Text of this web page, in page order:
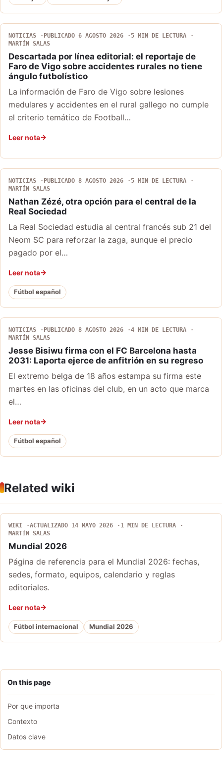
On this page
Por que importa
Contexto
Datos clave
NOTICIAS PUBLICADO 6 AGOSTO 2026
5 MIN DE LECTURA
MARTÍN SALAS
Descartada por línea editorial: el reportaje de
Faro de Vigo sobre accidentes rurales no tiene
ángulo futbolístico
La información de Faro de Vigo sobre lesiones
medulares y accidentes en el rural gallego no cumple
el criterio temático de Football…
Leer nota
NOTICIAS PUBLICADO 8 AGOSTO 2026
5 MIN DE LECTURA
MARTÍN SALAS
Nathan Zézé, otra opción para el central de la
Real Sociedad
La Real Sociedad estudia al central francés sub 21 del
Neom SC para reforzar la zaga, aunque el precio
pagado por el…
Leer nota
Fútbol español
NOTICIAS PUBLICADO 8 AGOSTO 2026
4 MIN DE LECTURA
MARTÍN SALAS
Jesse Bisiwu firma con el FC Barcelona hasta
2031: Laporta ejerce de anfitrión en su regreso
El extremo belga de 18 años estampa su firma este
martes en las oficinas del club, en un acto que marca
el…
Leer nota
Fútbol español
Related wiki
WIKI ACTUALIZADO 14 MAYO 2026
1 MIN DE LECTURA
MARTÍN SALAS
Mundial 2026
Página de referencia para el Mundial 2026: fechas,
sedes, formato, equipos, calendario y reglas
editoriales.
Leer nota
Fútbol internacional Mundial 2026